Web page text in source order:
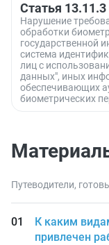
Статья 13.11.3
Нарушение
обработки
государственной
система
лиц с
данных", иных
обеспечивающих
биометрических
Путеводители,
К каким
привлечен